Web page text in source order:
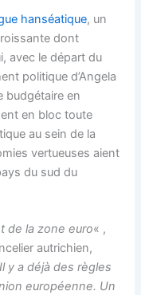
hanséatique, un
dont
avec le départ du
politique d’Angela
budgétaire en
en bloc toute
au sein de la
vertueuses aient
du sud du
de la zone euro« ,
autrichien,
Il y a déjà des règles
européenne. Un